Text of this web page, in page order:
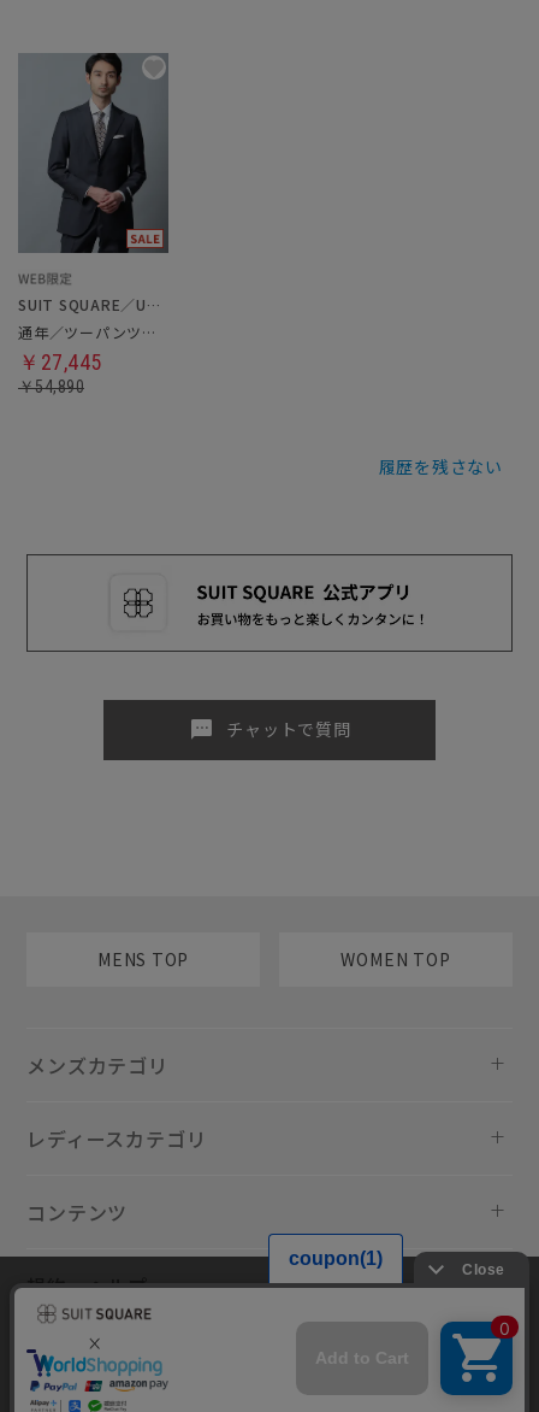
SUIT SQUARE／UNIVERSAL LANGUAGE
通年／ツーパンツスーツ
￥27,445
￥54,890
履歴を残さない
sms チャットで質問
MENS TOP WOMEN TOP
メンズカテゴリ
レディースカテゴリ
コンテンツ
規約・ヘルプ
当サイトでは利用体験の向上およびコンテンツの最適な提供、トラフィ
ックの分析を目的としてCookieを使用しています。サイトの閲覧を継続
された場合、Cookieの利用に同意したものといたします。詳細について
はプライバシーポリシー をご確認ください。